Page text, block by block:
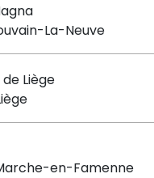
La-Neuve
Liège
en-Famenne